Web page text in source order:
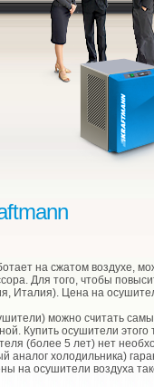
на сжатом воздухе,
Для того, чтобы
Италия). Цена на
можно считать
Купить осушители
(более 5 лет) нет
аналог холодильника)
на осушители воздуха